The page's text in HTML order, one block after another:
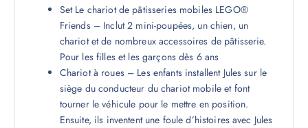
Set Le chariot de pâtisseries mobiles LEGO®
Friends – Inclut 2 mini-poupées, un chien, un
chariot et de nombreux accessoires de pâtisserie.
Pour les filles et les garçons dès 6 ans
Chariot à roues – Les enfants installent Jules sur le
siège du conducteur du chariot mobile et font
tourner le véhicule pour le mettre en position.
Ensuite, ils inventent une foule d’histoires avec Jules